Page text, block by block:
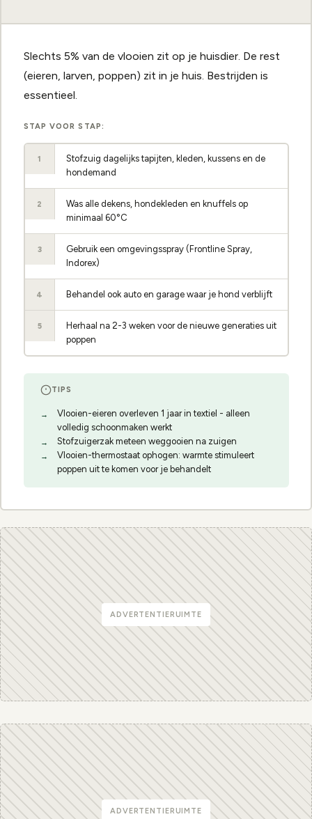
Slechts 5% van de vlooien zit op je huisdier. De rest
(eieren, larven, poppen) zit in je huis. Bestrijden is
essentieel.
STAP VOOR STAP:
1
Stofzuig dagelijks tapijten, kleden, kussens en de
hondemand
2
Was alle dekens, hondekleden en knuffels op
minimaal 60°C
3
Gebruik een omgevingsspray (Frontline Spray,
Indorex)
4 Behandel ook auto en garage waar je hond verblijft
5
Herhaal na 2-3 weken voor de nieuwe generaties uit
poppen
TIPS
Vlooien-eieren overleven 1 jaar in textiel - alleen
volledig schoonmaken werkt
Stofzuigerzak meteen weggooien na zuigen
Vlooien-thermostaat ophogen: warmte stimuleert
poppen uit te komen voor je behandelt
ADVERTENTIERUIMTE
ADVERTENTIERUIMTE